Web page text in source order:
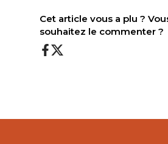
Cet article vous a plu ?
souhaitez le commenter ?